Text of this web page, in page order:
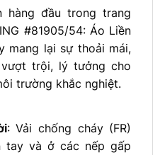
hàng đầu trong trang
#81905/54: Áo Liền
mang lại sự thoải mái,
trội, lý tưởng cho
trường khắc nghiệt.
: Vải chống cháy (FR)
tay và ở các nếp gấp